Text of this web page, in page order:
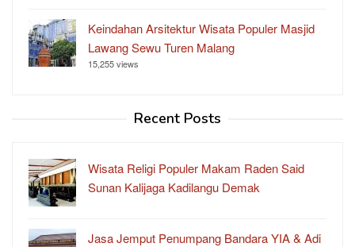
Keindahan Arsitektur Wisata Populer Masjid
Lawang Sewu Turen Malang
15,255 views
Recent Posts
Wisata Religi Populer Makam Raden Said
Sunan Kalijaga Kadilangu Demak
Jasa Jemput Penumpang Bandara YIA & Adi